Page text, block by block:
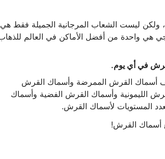
ولكن ليست الشعاب المرجانية الجميلة فقط هي
هي واحدة من أفضل الأماكن في العالم
أسماك القرش الممرضة وأسماك القرش
الليمونية وأسماك القرش الفضية وأسماك
المستويات لأسماك القرش.
أسماك القرش!